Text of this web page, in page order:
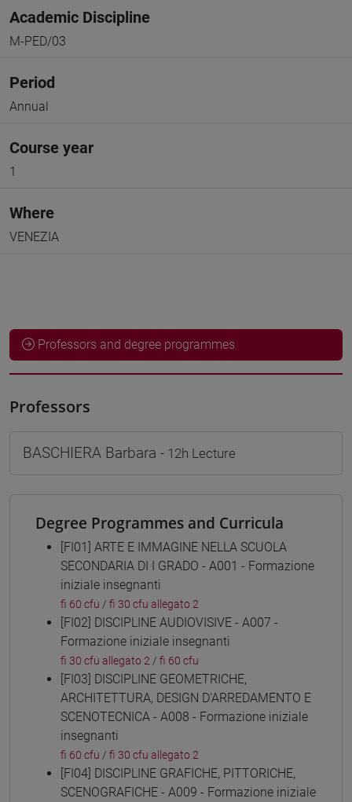
Academic Discipline
M-PED/03
Period
Annual
Course year
1
Where
VENEZIA
Professors and degree programmes
Professors
BASCHIERA Barbara - 12h Lecture
Degree Programmes and Curricula
[FI01] ARTE E IMMAGINE NELLA SCUOLA
SECONDARIA DI I GRADO - A001 - Formazione
iniziale insegnanti
fi 60 cfu / fi 30 cfu allegato 2
[FI02] DISCIPLINE AUDIOVISIVE - A007 -
Formazione iniziale insegnanti
fi 30 cfu allegato 2 / fi 60 cfu
[FI03] DISCIPLINE GEOMETRICHE,
ARCHITETTURA, DESIGN D'ARREDAMENTO E
SCENOTECNICA - A008 - Formazione iniziale
insegnanti
fi 60 cfu / fi 30 cfu allegato 2
[FI04] DISCIPLINE GRAFICHE, PITTORICHE,
SCENOGRAFICHE - A009 - Formazione iniziale